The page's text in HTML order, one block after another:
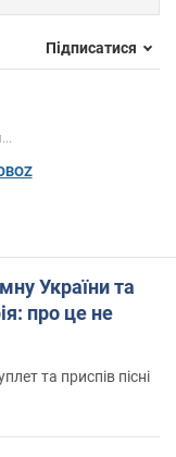
Підписатися
України та
про це не
та приспів пісні